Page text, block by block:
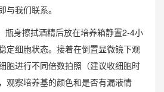
与我们联系。
瓶身擦拭酒精后放在培养箱静置2-4小
定细胞状态。接着在倒置显微镜下观
胞进行不同倍数拍照（建议收细胞时
观察培养基的颜色和是否有漏液情